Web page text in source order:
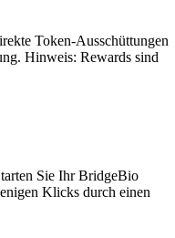
Token-Ausschüttungen
Hinweis: Rewards sind
Sie Ihr BridgeBio
Klicks durch einen